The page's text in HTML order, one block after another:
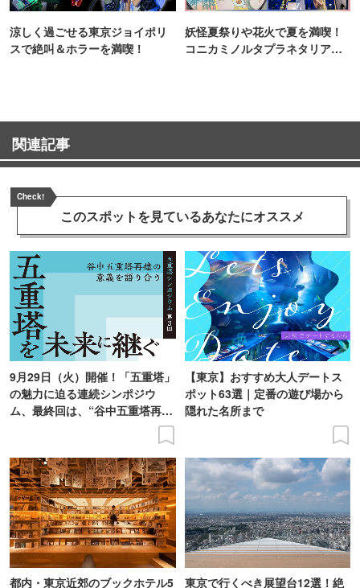
涼しく過ごせる東京ジョイポリ
スで絶叫＆ホラーを満喫！
妖怪夏祭りや花火で夏を満喫！
コニカミノルタプラネタリア
関連記事
Check!
このスポットを見ているあなたにオススメ
9月29日（火）開催！「五重塔」
の魅力に迫る連続シンポジウ
ム、最終回は、“谷中五重塔再建
【東京】おすすめ大人デートス
ポット63選｜定番の遊び場から
隠れた名所まで
都内・東京近郊のブックホテル5
東京で行くべき展望台12選！絶